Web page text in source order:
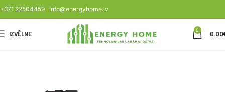
+371 22504459 info@energyhome.lv
IZVĒLNE 0 0.00